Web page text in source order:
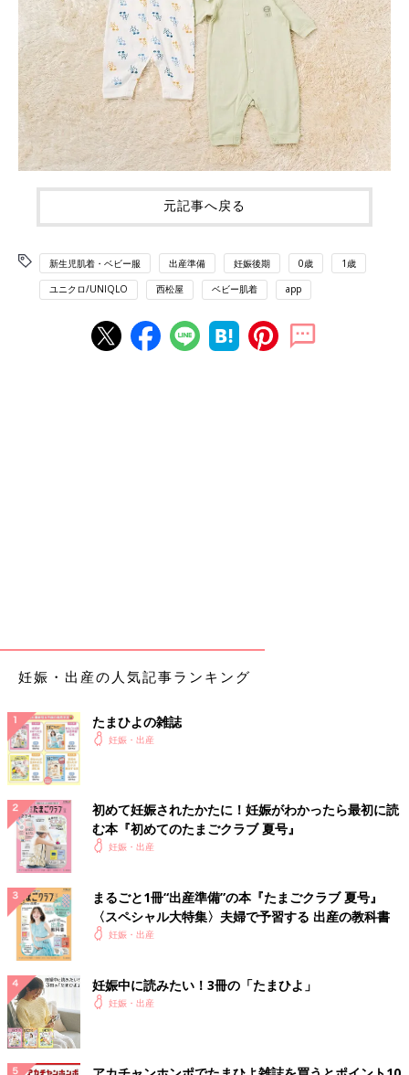
元記事へ戻る
新生児肌着・ベビー服 出産準備 妊娠後期 0歳 1歳
ユニクロ/UNIQLO 西松屋 ベビー肌着 app
妊娠・出産の人気記事ランキング
たまひよの雑誌
妊娠・出産
初めて妊娠されたかたに！妊娠がわかったら最初に読
む本『初めてのたまごクラブ 夏号』
妊娠・出産
まるごと1冊“出産準備”の本『たまごクラブ 夏号』
〈スペシャル大特集〉夫婦で予習する 出産の教科書
妊娠・出産
妊娠中に読みたい！3冊の「たまひよ」
妊娠・出産